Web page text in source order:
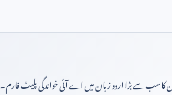
کا سب سے بڑا اردو زبان میں اے آئی خواندگی پلیٹ فارم۔